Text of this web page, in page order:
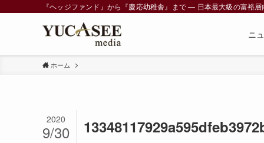
『ヘッジファンド』から『慶応幼稚舎』まで ― 日本最大級の富裕
ニ
ホーム
2020
9/30